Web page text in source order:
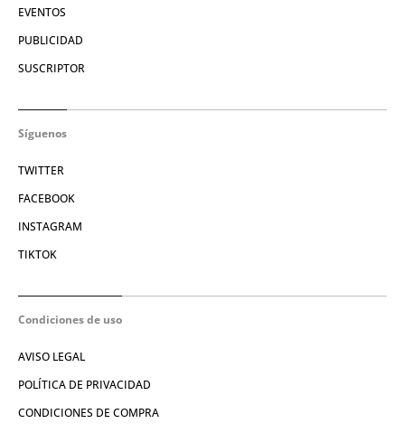
EVENTOS
PUBLICIDAD
SUSCRIPTOR
Síguenos
TWITTER
FACEBOOK
INSTAGRAM
TIKTOK
Condiciones de uso
AVISO LEGAL
POLÍTICA DE PRIVACIDAD
CONDICIONES DE COMPRA